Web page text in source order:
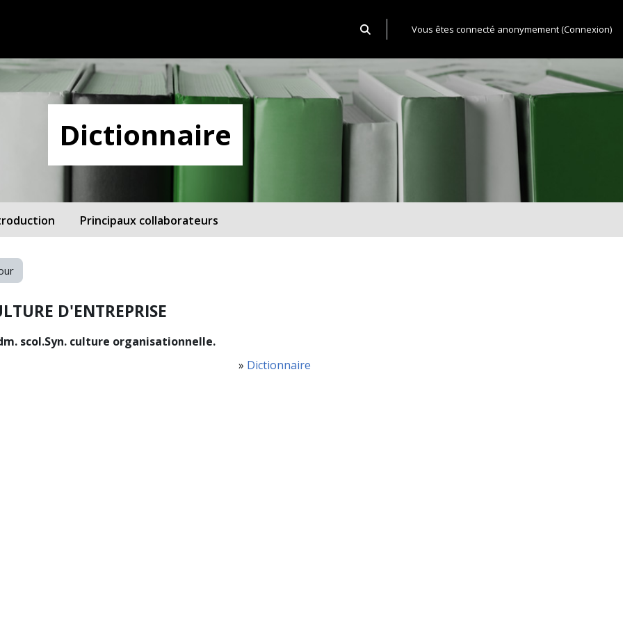
Toggle search input
Vous êtes connecté anonymement (Connexion)
Dictionnaire
Principaux collaborateurs
D'ENTREPRISE
scol.Syn. culture organisationnelle.
» Dictionnaire